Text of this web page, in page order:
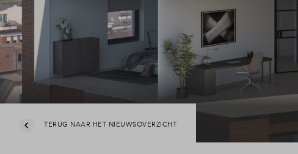
Contact
TERUG NAAR HET NIEUWSOVERZICHT